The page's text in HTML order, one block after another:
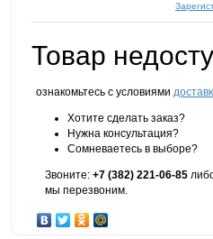
Товар
ознакомьтесь с условиями
Хотите сделать заказ?
Нужна консультация?
Сомневаетесь в выборе?
Звоните: +7 (382) 221-06-85
мы перезвоним.